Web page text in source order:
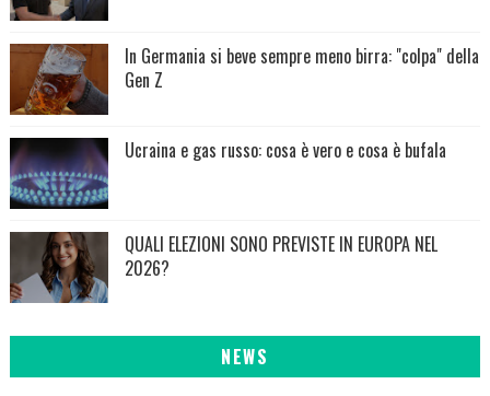
In Germania si beve sempre meno birra: "colpa" della
Gen Z
Ucraina e gas russo: cosa è vero e cosa è bufala
QUALI ELEZIONI SONO PREVISTE IN EUROPA NEL
2026?
NEWS